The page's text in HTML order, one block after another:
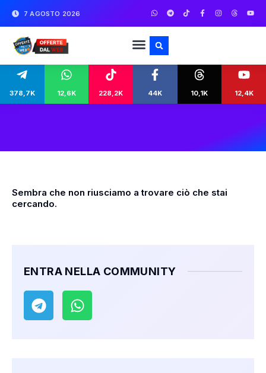
7 AGOSTO 2026
378,7K 12,6K 228,2K 44K 10,1K 12,4K
Sembra che non riusciamo a trovare ciò che stai
cercando.
ENTRA NELLA COMMUNITY